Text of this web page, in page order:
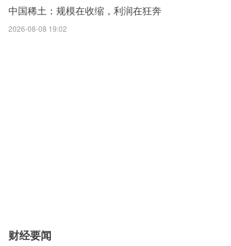
中国稀土：规模在收缩，利润在狂奔
2026-08-08 19:02
财经要闻